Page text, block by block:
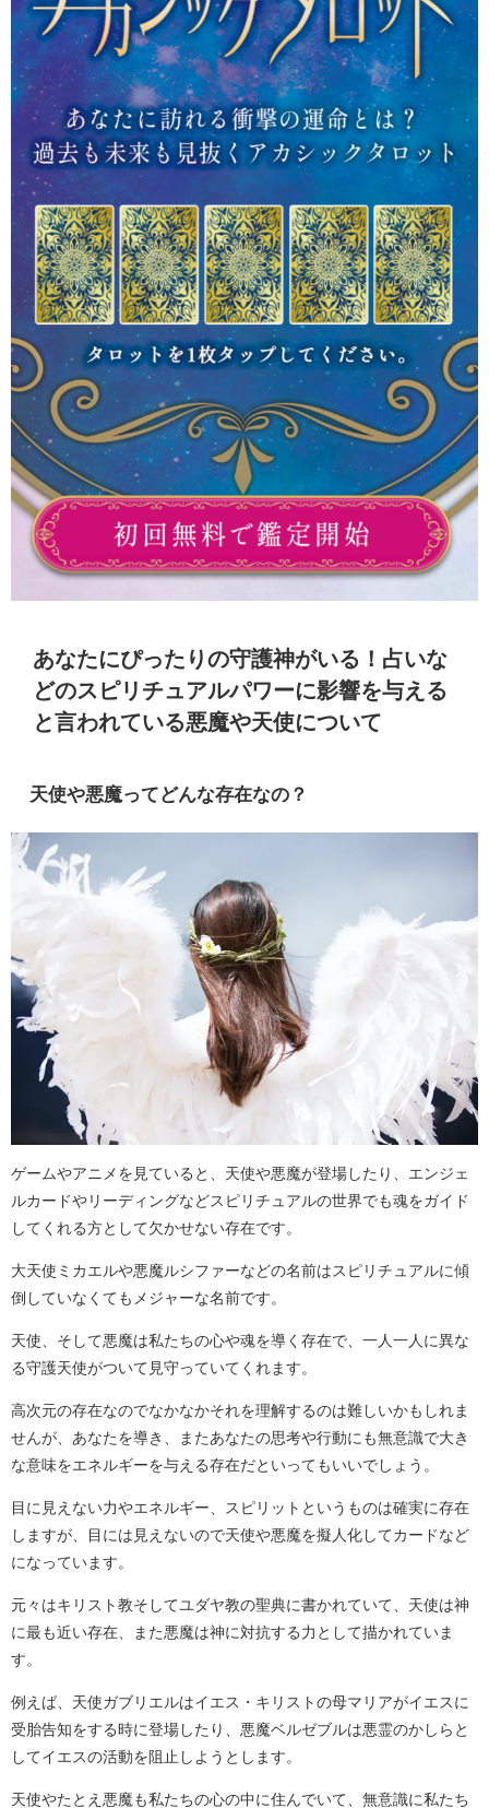
あなたにぴったりの守護神がいる！占いな
どのスピリチュアルパワーに影響を与える
と言われている悪魔や天使について
天使や悪魔ってどんな存在なの？
ゲームやアニメを見ていると、天使や悪魔が登場したり、エンジェ
ルカードやリーディングなどスピリチュアルの世界でも魂をガイド
してくれる方として欠かせない存在です。
大天使ミカエルや悪魔ルシファーなどの名前はスピリチュアルに傾
倒していなくてもメジャーな名前です。
天使、そして悪魔は私たちの心や魂を導く存在で、一人一人に異な
る守護天使がついて見守っていてくれます。
高次元の存在なのでなかなかそれを理解するのは難しいかもしれま
せんが、あなたを導き、またあなたの思考や行動にも無意識で大き
な意味をエネルギーを与える存在だといってもいいでしょう。
目に見えない力やエネルギー、スピリットというものは確実に存在
しますが、目には見えないので天使や悪魔を擬人化してカードなど
になっています。
元々はキリスト教そしてユダヤ教の聖典に書かれていて、天使は神
に最も近い存在、また悪魔は神に対抗する力として描かれていま
す。
例えば、天使ガブリエルはイエス・キリストの母マリアがイエスに
受胎告知をする時に登場したり、悪魔ベルゼブルは悪霊のかしらと
してイエスの活動を阻止しようとします。
天使やたとえ悪魔も私たちの心の中に住んでいて、無意識に私たち